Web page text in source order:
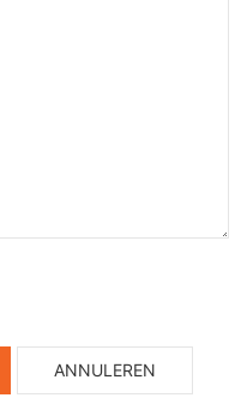
ANNULEREN